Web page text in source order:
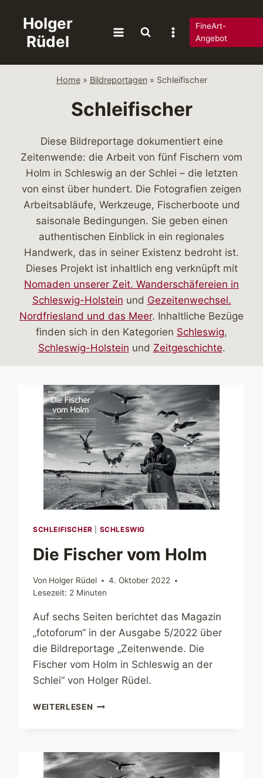
springen
Holger
Rüdel
FineArt-
Angebot
Home» Bildreportagen» Schleifischer
Schleifischer
Diese Bildreportage dokumentiert eine
Zeitenwende: die Arbeit von fünf Fischern vom
Holm in Schleswig an der Schlei – die letzten
von einst über hundert. Die Fotografien zeigen
Arbeitsabläufe, Werkzeuge, Fischerboote und
saisonale Bedingungen. Sie geben einen
authentischen Einblick in ein regionales
Handwerk, das in seiner Existenz bedroht ist.
Dieses Projekt ist inhaltlich eng verknüpft mit
Nomaden unserer Zeit. Wanderschäfereien in
Schleswig-Holstein und Gezeitenwechsel.
Nordfriesland und das Meer. Inhaltliche Bezüge
finden sich in den Kategorien Schleswig,
Schleswig-Holstein und Zeitgeschichte.
SCHLEIFISCHER SCHLESWIG
Die Fischer vom Holm
Von Holger Rüdel
4. Oktober 2022
Lesezeit: 2 Minuten
Auf sechs Seiten berichtet das Magazin
„fotoforum“ in der Ausgabe 5/2022 über
die Bildreportage „Zeitenwende. Die
Fischer vom Holm in Schleswig an der
Schlei“ von Holger Rüdel.
WEITERLESEN DIE